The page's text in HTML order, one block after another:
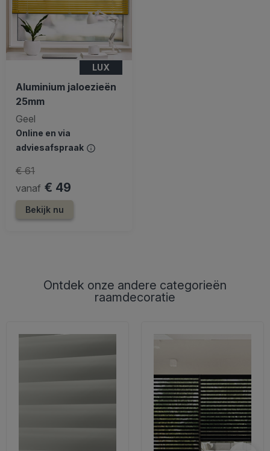
LUX
Aluminium jaloezieën
25mm
Geel
Online en via
adviesafspraak
vanaf € 49
€ 61
Bekijk nu
Ontdek onze andere categorieën
raamdecoratie